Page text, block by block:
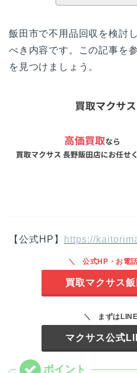
飯田市で不用品回収を検討
べき内容です。この記事を
を見つけましょう。
【公式HP】 https://
公式HP・お電
買取マクサス
まずは
マクサス公式